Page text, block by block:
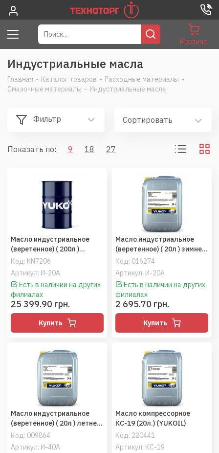
Корзина
Индустриальные масла
Главная - Каталог товаров - Расходные материалы -
Смазочные материалы - Индустриальные масла
Фильтр Сортировать
Показать по: 9 18 27
Код: KN7206
Артикул: И-20А
Масло индустриальное
(веретенное) ( 200л )
зимнее (Еталон/YUKOIL)
Есть в наличии на других
филиалах
25 399.90 грн.
Купить
Код: 016274
Артикул: И-20А
Масло индустриальное
(веретенное) ( 20л ) зимнее
(Еталон/YUKOIL)
Есть в наличии на других
филиалах
2 695.70 грн.
Купить
Код: 009864
Артикул: И-40А
Масло индустриальное
(веретенное) ( 20л ) летнее
(Еталон/YUKOIL)
Код: 220441
Артикул: КС-19
Масло компрессорное
КС-19 (20л.) (YUKOIL)